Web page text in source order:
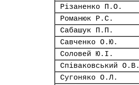
Різаненко П.О.
Романюк Р.С.
Сабашук П.П.
Савченко О.Ю.
Соловей Ю.І.
Співаковський О.В.
Сугоняко О.Л.